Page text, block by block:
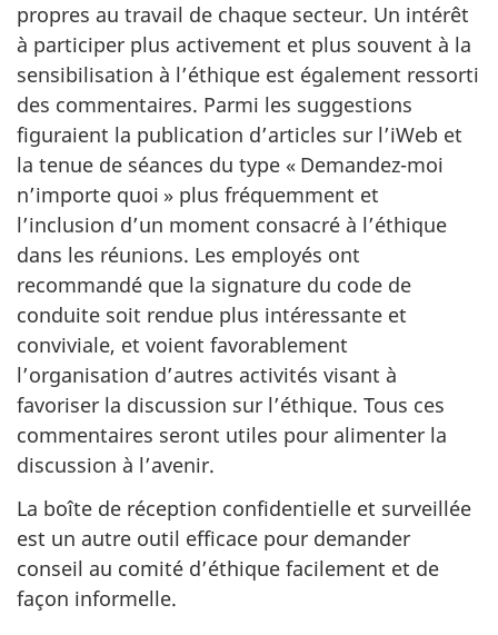
propres au travail de chaque secteur. Un intérêt
à participer plus activement et plus souvent à la
sensibilisation à l’éthique est également ressorti
des commentaires. Parmi les suggestions
figuraient la publication d’articles sur l’iWeb et
la tenue de séances du type « Demandez-moi
n’importe quoi » plus fréquemment et
l’inclusion d’un moment consacré à l’éthique
dans les réunions. Les employés ont
recommandé que la signature du code de
conduite soit rendue plus intéressante et
conviviale, et voient favorablement
l’organisation d’autres activités visant à
favoriser la discussion sur l’éthique. Tous ces
commentaires seront utiles pour alimenter la
discussion à l’avenir.
La boîte de réception confidentielle et surveillée
est un autre outil efficace pour demander
conseil au comité d’éthique facilement et de
façon informelle.